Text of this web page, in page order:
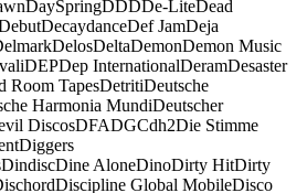
DaySpringDDDDe-LiteDead
DecaydanceDef JamDeja
DelosDeltaDemonDemon Music
DEPDep InternationalDeramDesaster
Room TapesDetritiDeutsche
Harmonia MundiDeutscher
DiscosDFADGCdh2Die Stimme
Diggers
DindiscDine AloneDinoDirty HitDirty
Discipline Global MobileDisco